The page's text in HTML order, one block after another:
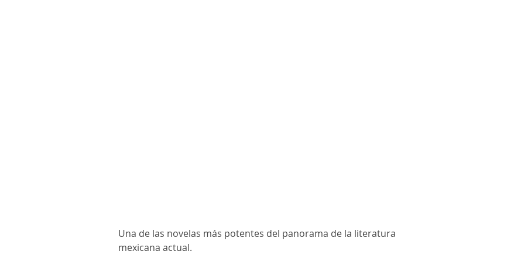
Una de las novelas más potentes del panorama de la literatura
mexicana actual.